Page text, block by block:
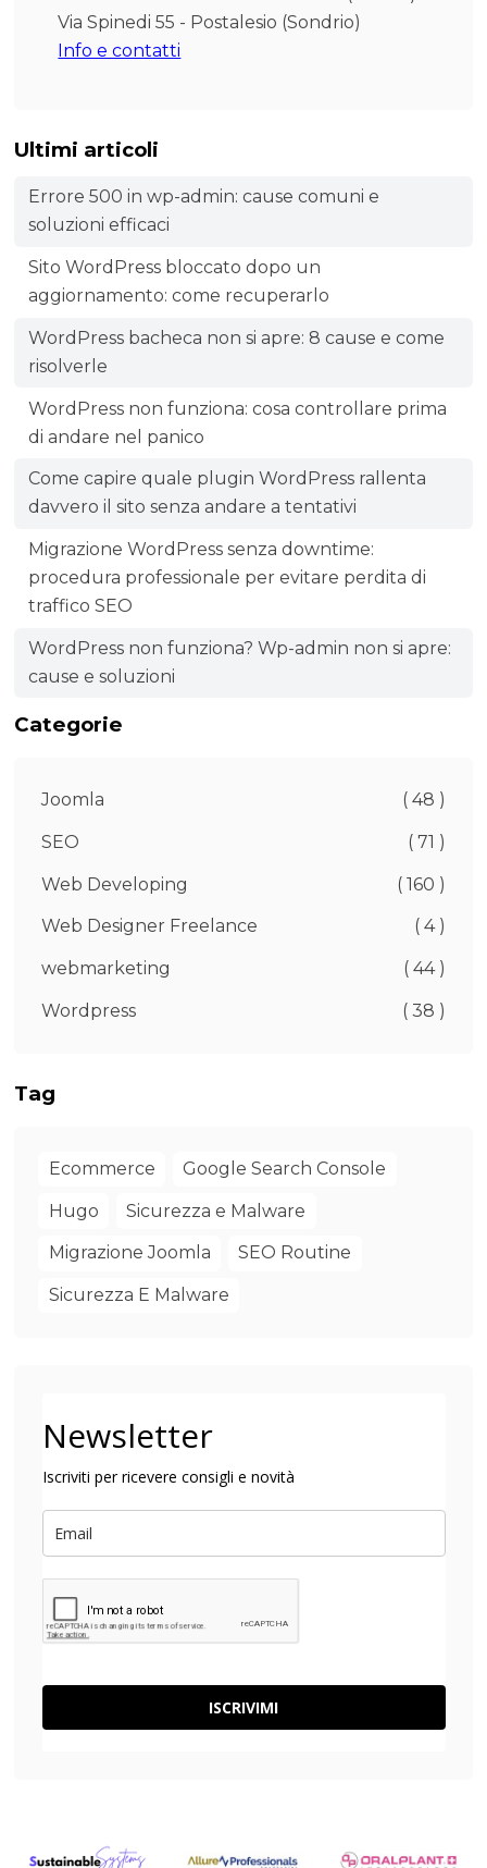
Via Spinedi 55 - Postalesio (Sondrio)
Info e contatti
Ultimi articoli
Errore 500 in wp-admin: cause comuni e
soluzioni efficaci
Sito WordPress bloccato dopo un
aggiornamento: come recuperarlo
WordPress bacheca non si apre: 8 cause e come
risolverle
WordPress non funziona: cosa controllare prima
di andare nel panico
Come capire quale plugin WordPress rallenta
davvero il sito senza andare a tentativi
Migrazione WordPress senza downtime:
procedura professionale per evitare perdita di
traffico SEO
WordPress non funziona? Wp-admin non si apre:
cause e soluzioni
Categorie
Joomla ( 48 )
SEO ( 71 )
Web Developing ( 160 )
Web Designer Freelance ( 4 )
webmarketing ( 44 )
Wordpress ( 38 )
Tag
Ecommerce Google Search Console
Hugo Sicurezza e Malware
Migrazione Joomla SEO Routine
Sicurezza E Malware
Newsletter
Iscriviti per ricevere consigli e novità
ISCRIVIMI